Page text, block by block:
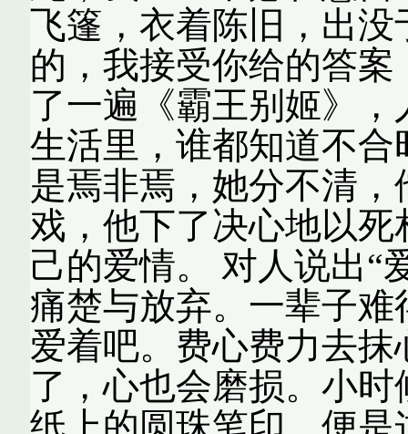
飞篷，衣着陈旧，出
的，我接受你给的答
了一遍《霸王别姬》
生活里，谁都知道不
是焉非焉，她分不清
戏，他下了决心地以
己的爱情。 对人说出“
痛楚与放弃。一辈子
爱着吧。费心费力去
了，心也会磨损。小